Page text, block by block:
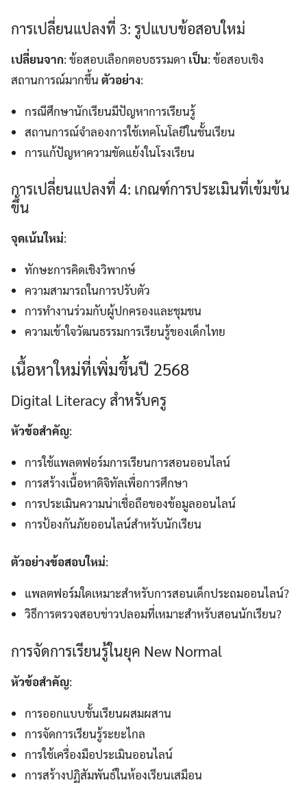
การเปลี่ยนแปลงที่ 3: รูปแบบข้อสอบใหม่
เปลี่ยนจาก: ข้อสอบเลือกตอบธรรมดา เป็น: ข้อสอบเชิง
สถานการณ์มากขึ้น ตัวอย่าง:
กรณีศึกษานักเรียนมีปัญหาการเรียนรู้
สถานการณ์จำลองการใช้เทคโนโลยีในชั้นเรียน
การแก้ปัญหาความขัดแย้งในโรงเรียน
การเปลี่ยนแปลงที่ 4: เกณฑ์การประเมินที่เข้มข้น
ขึ้น
จุดเน้นใหม่:
ทักษะการคิดเชิงวิพากษ์
ความสามารถในการปรับตัว
การทำงานร่วมกับผู้ปกครองและชุมชน
ความเข้าใจวัฒนธรรมการเรียนรู้ของเด็กไทย
เนื้อหาใหม่ที่เพิ่มขึ้นปี 2568
Digital Literacy สำหรับครู
หัวข้อสำคัญ:
การใช้แพลตฟอร์มการเรียนการสอนออนไลน์
การสร้างเนื้อหาดิจิทัลเพื่อการศึกษา
การประเมินความน่าเชื่อถือของข้อมูลออนไลน์
การป้องกันภัยออนไลน์สำหรับนักเรียน
ตัวอย่างข้อสอบใหม่:
แพลตฟอร์มใดเหมาะสำหรับการสอนเด็กประถมออนไลน์?
วิธีการตรวจสอบข่าวปลอมที่เหมาะสำหรับสอนนักเรียน?
การจัดการเรียนรู้ในยุค New Normal
หัวข้อสำคัญ:
การออกแบบชั้นเรียนผสมผสาน
การจัดการเรียนรู้ระยะไกล
การใช้เครื่องมือประเมินออนไลน์
การสร้างปฏิสัมพันธ์ในห้องเรียนเสมือน